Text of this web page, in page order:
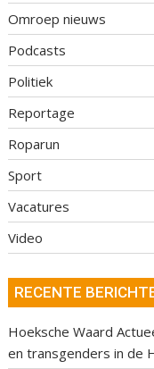
Omroep nieuws
Podcasts
Politiek
Reportage
Roparun
Sport
Vacatures
Video
RECENTE
Hoeksche Waard
en transgenders in de